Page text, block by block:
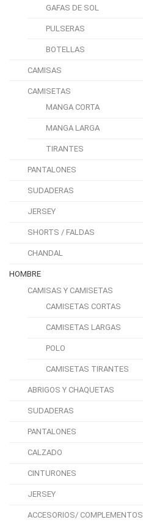
GAFAS DE SOL
PULSERAS
BOTELLAS
CAMISAS
CAMISETAS
MANGA CORTA
MANGA LARGA
TIRANTES
PANTALONES
SUDADERAS
JERSEY
SHORTS / FALDAS
CHANDAL
HOMBRE
CAMISAS Y CAMISETAS
CAMISETAS CORTAS
CAMISETAS LARGAS
POLO
CAMISETAS TIRANTES
ABRIGOS Y CHAQUETAS
SUDADERAS
PANTALONES
CALZADO
CINTURONES
JERSEY
ACCESORIOS/ COMPLEMENTOS